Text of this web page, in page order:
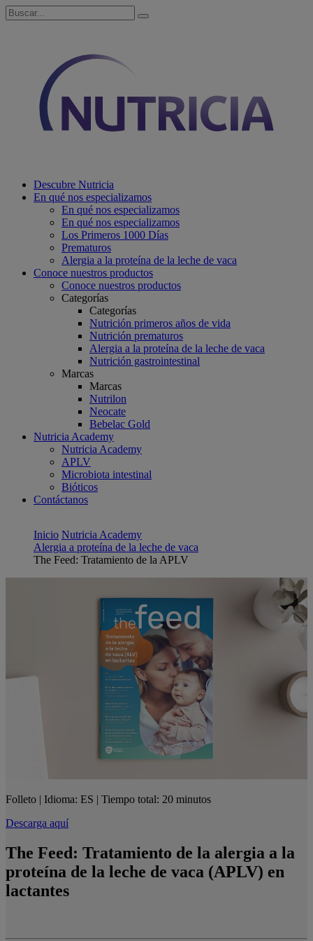
Descubre Nutricia
En qué nos especializamos
En qué nos especializamos
En qué nos especializamos
Los Primeros 1000 Días
Prematuros
Alergia a la proteína de la leche de vaca
Conoce nuestros productos
Conoce nuestros productos
Categorías
Categorías
Nutrición primeros años de vida
Nutrición prematuros
Alergia a la proteína de la leche de vaca
Nutrición gastrointestinal
Marcas
Marcas
Nutrilon
Neocate
Bebelac Gold
Nutricia Academy
Nutricia Academy
APLV
Microbiota intestinal
Bióticos
Contáctanos
Inicio Nutricia Academy
Alergia a proteína de la leche de vaca
The Feed: Tratamiento de la APLV
Folleto | Idioma: ES | Tiempo total: 20 minutos
Descarga aquí
The Feed: Tratamiento de la alergia a la
proteína de la leche de vaca (APLV) en
lactantes